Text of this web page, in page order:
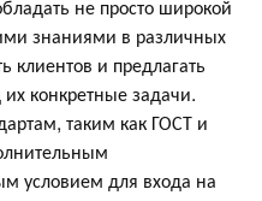
не просто широкой
знаниями в различных
клиентов и предлагать
конкретные задачи.
таким как ГОСТ и
условием для входа на